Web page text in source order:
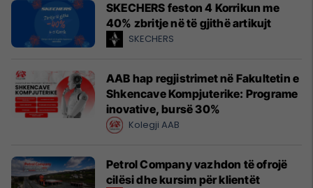
SKECHERS feston 4 Korrikun me
40% zbritje në të gjithë artikujt
SKECHERS
AAB hap regjistrimet në Fakultetin e
Shkencave Kompjuterike: Programe
inovative, bursë 30%
Kolegji AAB
Petrol Company vazhdon të ofrojë
cilësi dhe kursim për klientët